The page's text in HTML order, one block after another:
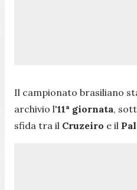
Il campionato brasiliano
archivio l'11ª giornata,
sfida tra il Cruzeiro e il